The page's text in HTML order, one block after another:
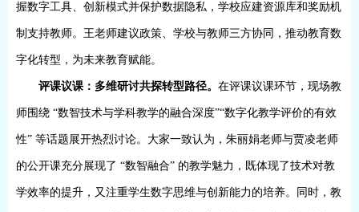
握数字工具、创新模式并保护数据隐私，学校应建资源库和奖励机
制支持教师。王老师建议政策、学校与教师三方协同，推动教育数
字化转型，为未来教育赋能。
评课议课：多维研讨共探转型路径。在评课议课环节，现场教
师围绕 “数智技术与学科教学的融合深度”“数字化教学评价的有效
性” 等话题展开热烈讨论。大家一致认为，朱丽娟老师与贾凌老师
的公开课充分展现了 “数智融合” 的教学魅力，既体现了技术对教
学效率的提升，又注重学生数字思维与创新能力的培养。同时，教